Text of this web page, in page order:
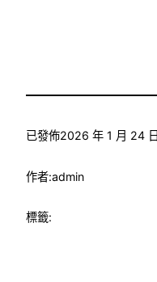
已發佈2026 年 1 月 24 日
作者:admin
標籤: